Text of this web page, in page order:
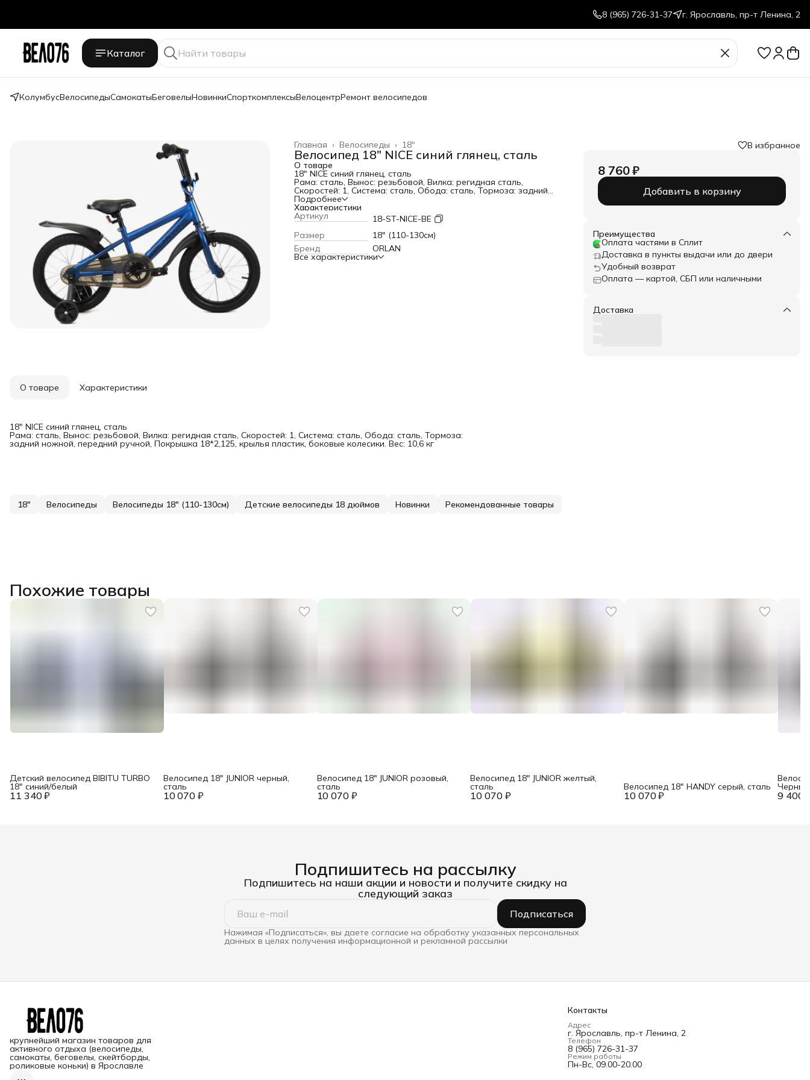
8 (965) 726-31-37 г. Ярославль, пр-т Ленина, 2
Каталог
КолумбусВелосипедыСамокатыБеговелыНовинкиСпорткомплексыВелоцентрРемонт велосипедов
18"
Велосипеды ›
Главная ›
Велосипед 18" NICE синий глянец, сталь
О товаре
18" NICE синий глянец, сталь
Рама: сталь, Вынос: резьбовой, Вилка: регидная сталь,
Скоростей: 1, Система: сталь, Обода: сталь, Тормоза: задний
ножной, передний ручной, Покрышка 18*2,125, крылья пластик,
боковые колесики. Вес: 10,6 кг
Подробнее
Характеристики
Артикул
18-ST-NICE-BE
Размер
18" (110-130см)
Бренд
ORLAN
Все характеристики
В избранное
8 760 ₽
Добавить в корзину
Преимущества
Оплата частями в Сплит
Доставка в пункты выдачи или до двери
Удобный возврат
Оплата — картой, СБП или наличными
Доставка
О товаре Характеристики
18" NICE синий глянец, сталь
Рама: сталь, Вынос: резьбовой, Вилка: регидная сталь, Скоростей: 1, Система: сталь, Обода: сталь, Тормоза:
задний ножной, передний ручной, Покрышка 18*2,125, крылья пластик, боковые колесики. Вес: 10,6 кг
18" Велосипеды Велосипеды 18" (110-130см) Детские велосипеды 18 дюймов Новинки Рекомендованные товары
Похожие товары
11 340 ₽
Детский велосипед BIBITU TURBO
18" синий/белый
10 070 ₽
Велосипед 18" JUNIOR черный,
сталь
10 070 ₽
Велосипед 18" JUNIOR розовый,
сталь
10 070 ₽
Велосипед 18" JUNIOR желтый,
сталь
10 070 ₽
Велосипед 18" HANDY серый, сталь
9 400
Подпишитесь на рассылку
Подпишитесь на наши акции и новости и получите скидку на
следующий заказ
Подписаться
Нажимая «Подписаться», вы даете согласие на обработку указанных персональных
данных в целях получения информационной и рекламной рассылки
крупнейший магазин товаров для
активного отдыха (велосипеды,
самокаты, беговелы, скейтборды,
роликовые коньки) в Ярославле
Контакты
Адрес
г. Ярославль, пр-т Ленина, 2
Телефон
8 (965) 726-31-37
Режим работы
Пн-Вс, 09.00-20.00